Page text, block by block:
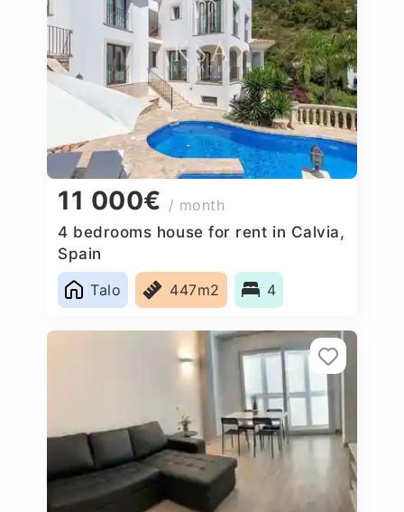
11 000€ / month
4 bedrooms house for rent in Calvia,
Spain
Talo
447m2 4